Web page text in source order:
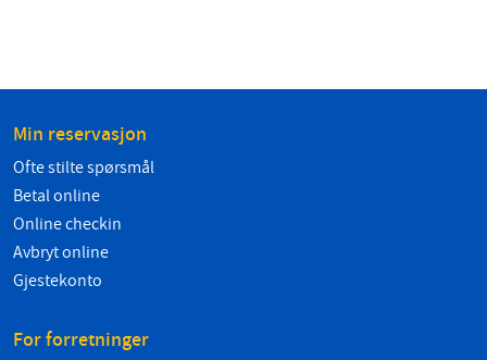
Min reservasjon
Ofte stilte spørsmål
Betal online
Online checkin
Avbryt online
Gjestekonto
For forretninger